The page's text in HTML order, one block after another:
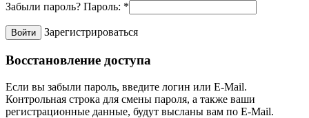
Забыли пароль? Пароль: *
Зарегистрироваться
Восстановление доступа
Если вы забыли пароль, введите логин или E-Mail.
Контрольная строка для смены пароля, а также ваши
регистрационные данные, будут высланы вам по E-Mail.